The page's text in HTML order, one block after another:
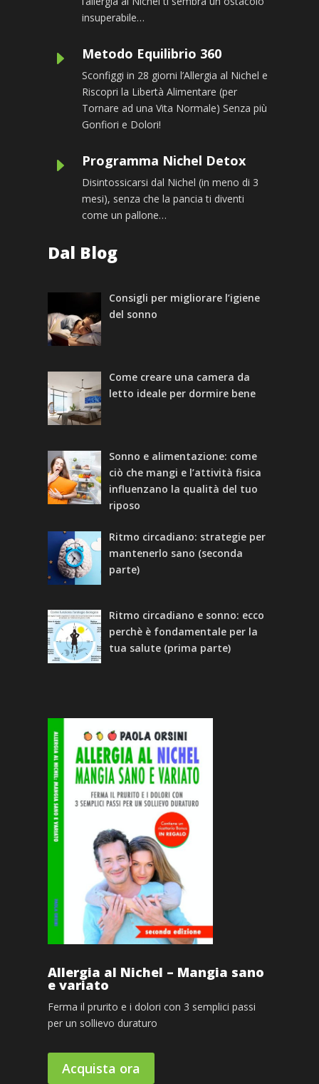
insuperabile…
E Metodo Equilibrio 360
Sconfiggi in 28 giorni l’Allergia al Nichel e
Riscopri la Libertà Alimentare (per
Tornare ad una Vita Normale) Senza più
Gonfiori e Dolori!
E Programma Nichel Detox
Disintossicarsi dal Nichel (in meno di 3
mesi), senza che la pancia ti diventi
come un pallone…
Dal Blog
Consigli per migliorare l’igiene
del sonno
Come creare una camera da
letto ideale per dormire bene
Sonno e alimentazione: come
ciò che mangi e l’attività fisica
influenzano la qualità del tuo
riposo
Ritmo circadiano: strategie per
mantenerlo sano (seconda
parte)
Ritmo circadiano e sonno: ecco
perchè è fondamentale per la
tua salute (prima parte)
Allergia al Nichel – Mangia sano
e variato
Ferma il prurito e i dolori con 3 semplici passi
per un sollievo duraturo
Acquista ora